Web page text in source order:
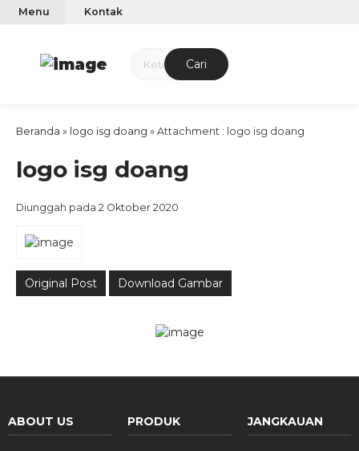
Menu Kontak
Cari
Beranda » logo isg doang » Attachment : logo isg doang
logo isg doang
Diunggah pada 2 Oktober 2020
Original Post Download Gambar
ABOUT US PRODUK JANGKAUAN